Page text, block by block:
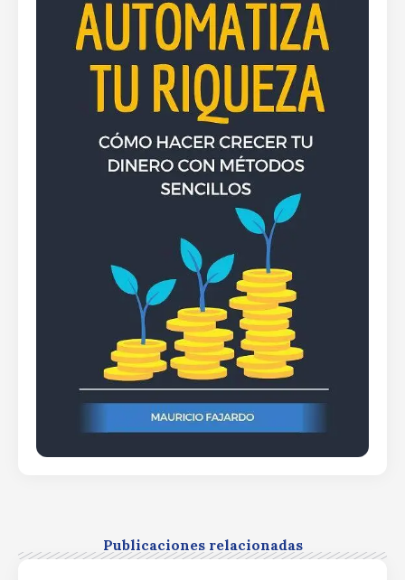
Publicaciones relacionadas